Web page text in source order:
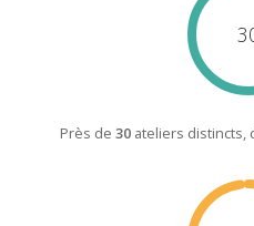
Près de 30ateliers distincts,